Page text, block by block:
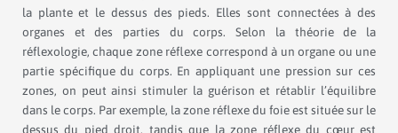
la plante et le dessus des pieds. Elles sont connectées à des
organes et des parties du corps. Selon la théorie de la
réflexologie, chaque zone réflexe correspond à un organe ou une
partie spécifique du corps. En appliquant une pression sur ces
zones, on peut ainsi stimuler la guérison et rétablir l’équilibre
dans le corps. Par exemple, la zone réflexe du foie est située sur le
dessus du pied droit, tandis que la zone réflexe du cœur est